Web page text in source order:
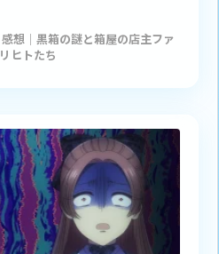
｜黒箱の謎と箱屋の店主ファ
ヒトたち